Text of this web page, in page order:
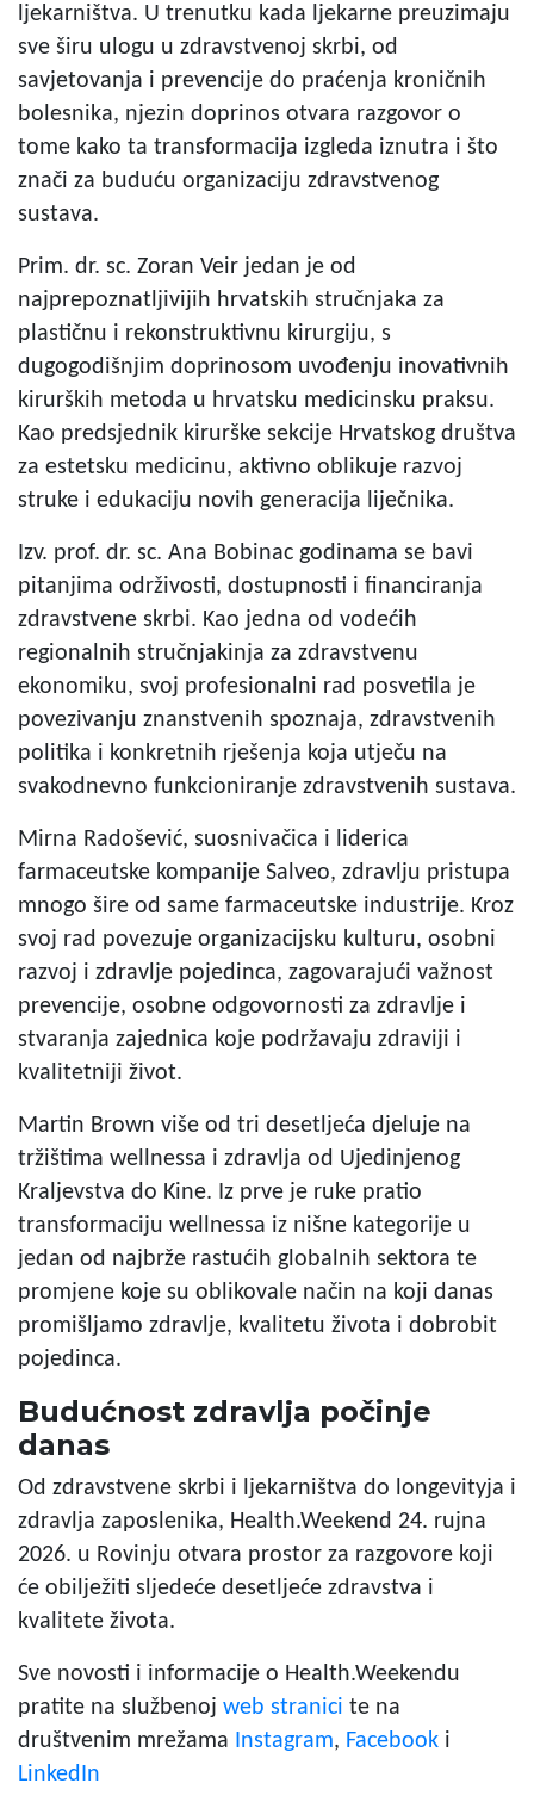
ljekarništva. U trenutku kada ljekarne preuzimaju
sve širu ulogu u zdravstvenoj skrbi, od
savjetovanja i prevencije do praćenja kroničnih
bolesnika, njezin doprinos otvara razgovor o
tome kako ta transformacija izgleda iznutra i što
znači za buduću organizaciju zdravstvenog
sustava.
Prim. dr. sc. Zoran Veir jedan je od
najprepoznatljivijih hrvatskih stručnjaka za
plastičnu i rekonstruktivnu kirurgiju, s
dugogodišnjim doprinosom uvođenju inovativnih
kirurških metoda u hrvatsku medicinsku praksu.
Kao predsjednik kirurške sekcije Hrvatskog društva
za estetsku medicinu, aktivno oblikuje razvoj
struke i edukaciju novih generacija liječnika.
Izv. prof. dr. sc. Ana Bobinac godinama se bavi
pitanjima održivosti, dostupnosti i financiranja
zdravstvene skrbi. Kao jedna od vodećih
regionalnih stručnjakinja za zdravstvenu
ekonomiku, svoj profesionalni rad posvetila je
povezivanju znanstvenih spoznaja, zdravstvenih
politika i konkretnih rješenja koja utječu na
svakodnevno funkcioniranje zdravstvenih sustava.
Mirna Radošević, suosnivačica i liderica
farmaceutske kompanije Salveo, zdravlju pristupa
mnogo šire od same farmaceutske industrije. Kroz
svoj rad povezuje organizacijsku kulturu, osobni
razvoj i zdravlje pojedinca, zagovarajući važnost
prevencije, osobne odgovornosti za zdravlje i
stvaranja zajednica koje podržavaju zdraviji i
kvalitetniji život.
Martin Brown više od tri desetljeća djeluje na
tržištima wellnessa i zdravlja od Ujedinjenog
Kraljevstva do Kine. Iz prve je ruke pratio
transformaciju wellnessa iz nišne kategorije u
jedan od najbrže rastućih globalnih sektora te
promjene koje su oblikovale način na koji danas
promišljamo zdravlje, kvalitetu života i dobrobit
pojedinca.
Budućnost zdravlja počinje
danas
Od zdravstvene skrbi i ljekarništva do longevityja i
zdravlja zaposlenika, Health.Weekend 24. rujna
2026. u Rovinju otvara prostor za razgovore koji
će obilježiti sljedeće desetljeće zdravstva i
kvalitete života.
Sve novosti i informacije o Health.Weekendu
pratite na službenoj web stranici te na
društvenim mrežama Instagram, Facebook i
LinkedIn